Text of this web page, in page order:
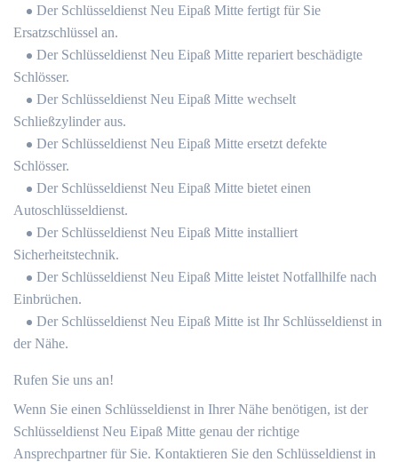
Der Schlüsseldienst Neu Eipaß Mitte fertigt für Sie
Ersatzschlüssel an.
Der Schlüsseldienst Neu Eipaß Mitte repariert beschädigte
Schlösser.
Der Schlüsseldienst Neu Eipaß Mitte wechselt
Schließzylinder aus.
Der Schlüsseldienst Neu Eipaß Mitte ersetzt defekte
Schlösser.
Der Schlüsseldienst Neu Eipaß Mitte bietet einen
Autoschlüsseldienst.
Der Schlüsseldienst Neu Eipaß Mitte installiert
Sicherheitstechnik.
Der Schlüsseldienst Neu Eipaß Mitte leistet Notfallhilfe nach
Einbrüchen.
Der Schlüsseldienst Neu Eipaß Mitte ist Ihr Schlüsseldienst in
der Nähe.
Rufen Sie uns an!
Wenn Sie einen Schlüsseldienst in Ihrer Nähe benötigen, ist der
Schlüsseldienst Neu Eipaß Mitte genau der richtige
Ansprechpartner für Sie. Kontaktieren Sie den Schlüsseldienst in